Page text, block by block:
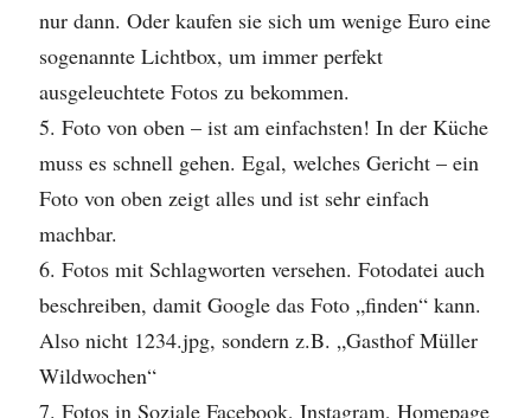
nur dann. Oder kaufen sie sich um wenige Euro eine
sogenannte Lichtbox, um immer perfekt
ausgeleuchtete Fotos zu bekommen.
Foto von oben – ist am einfachsten! In der Küche
muss es schnell gehen. Egal, welches Gericht – ein
Foto von oben zeigt alles und ist sehr einfach
machbar.
Fotos mit Schlagworten versehen. Fotodatei auch
beschreiben, damit Google das Foto „finden“ kann.
Also nicht 1234.jpg, sondern z.B. „Gasthof Müller
Wildwochen“
Fotos in Soziale Facebook, Instagram, Homepage